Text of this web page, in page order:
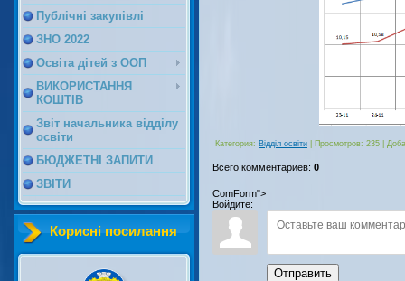
Публічні закупівлі
ЗНО 2022
Освіта дітей з ООП
ВИКОРИСТАННЯ
КОШТІВ
Звіт начальника відділу
освіти
БЮДЖЕТНІ ЗАПИТИ
ЗВІТИ
Корисні посилання
Категория: Відділ освіти Просмотров: 235
Всего комментариев: 0
ComForm">
Войдите:
Отправить